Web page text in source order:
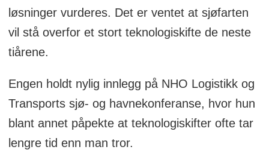
løsninger vurderes. Det er ventet at sjøfarten
vil stå overfor et stort teknologiskifte de neste
tiårene.
Engen holdt nylig innlegg på NHO Logistikk og
Transports sjø- og havnekonferanse, hvor hun
blant annet påpekte at teknologiskifter ofte tar
lengre tid enn man tror.